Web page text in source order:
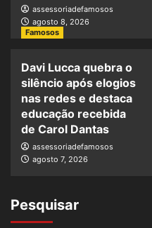
assessoriadefamosos
agosto 8, 2026
Famosos
Davi Lucca quebra o
silêncio após elogios
nas redes e destaca
educação recebida
de Carol Dantas
assessoriadefamosos
agosto 7, 2026
Pesquisar